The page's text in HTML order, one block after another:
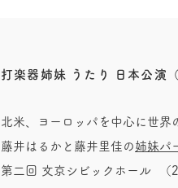
打楽器姉妹 うたり 日本公演
北米、ヨーロッパを中心に世界
藤井はるかと藤井里佳の 姉妹パ
第二回 文京シビックホール （